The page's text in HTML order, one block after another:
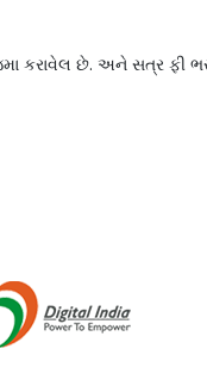
કરાવેલ છે. અને સત્ર ફી